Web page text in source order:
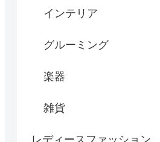
インテリア
グルーミング
楽器
雑貨
レディースファッション